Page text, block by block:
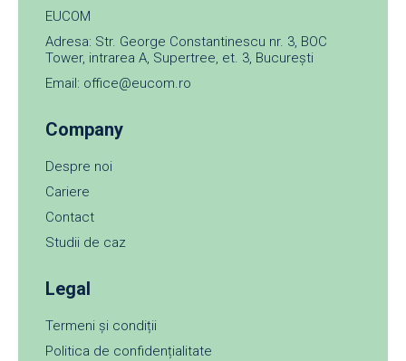
EUCOM
Adresa: Str. George Constantinescu nr. 3, BOC
Tower, intrarea A, Supertree, et. 3, București
Email: office@eucom.ro
Company
Despre noi
Cariere
Contact
Studii de caz
Legal
Termeni și condiții
Politica de confidențialitate